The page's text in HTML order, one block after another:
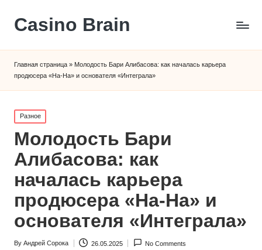
Сasino Brain
Главная страница » Молодость Бари Алибасова: как началась карьера
продюсера «На-На» и основателя «Интеграла»
Posted
in
Разное
Молодость Бари
Алибасова: как
началась карьера
продюсера «На-На» и
основателя «Интеграла»
Posted
By Андрей Сорока 26.05.2025 No Comments